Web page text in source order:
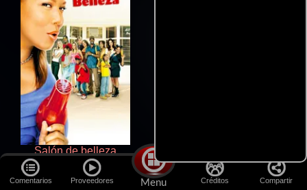
Comentarios Proveedores Menu Créditos Compartir
Salón de belleza